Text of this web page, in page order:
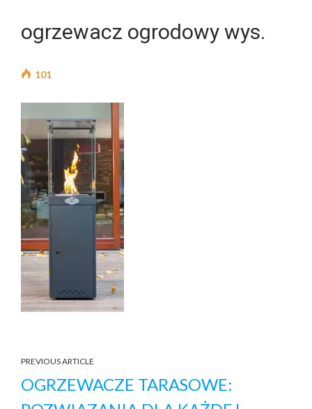
ogrzewacz ogrodowy wys.
101
PREVIOUS ARTICLE
OGRZEWACZE TARASOWE: